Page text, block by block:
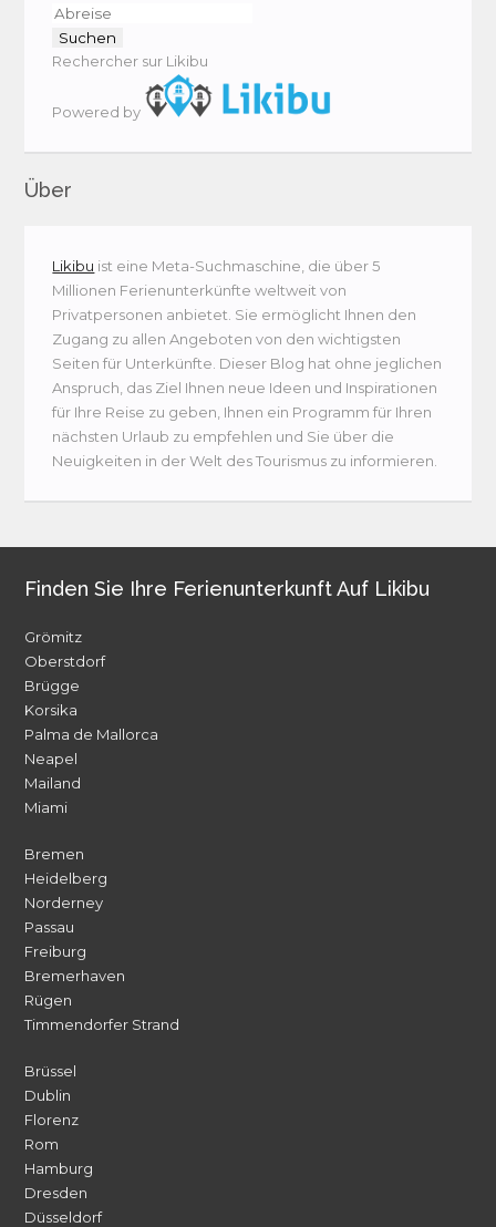
Rechercher sur Likibu
Powered by
Über
Likibu ist eine Meta-Suchmaschine, die über 5
Millionen Ferienunterkünfte weltweit von
Privatpersonen anbietet. Sie ermöglicht Ihnen den
Zugang zu allen Angeboten von den wichtigsten
Seiten für Unterkünfte. Dieser Blog hat ohne jeglichen
Anspruch, das Ziel Ihnen neue Ideen und Inspirationen
für Ihre Reise zu geben, Ihnen ein Programm für Ihren
nächsten Urlaub zu empfehlen und Sie über die
Neuigkeiten in der Welt des Tourismus zu informieren.
Finden Sie Ihre Ferienunterkunft Auf Likibu
Grömitz
Oberstdorf
Brügge
Korsika
Palma de Mallorca
Neapel
Mailand
Miami
Bremen
Heidelberg
Norderney
Passau
Freiburg
Bremerhaven
Rügen
Timmendorfer Strand
Brüssel
Dublin
Florenz
Rom
Hamburg
Dresden
Düsseldorf